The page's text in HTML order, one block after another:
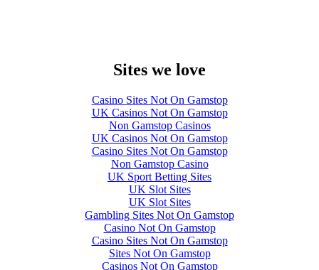
Sites we love
Casino Sites Not On Gamstop
UK Casinos Not On Gamstop
Non Gamstop Casinos
UK Casinos Not On Gamstop
Casino Sites Not On Gamstop
Non Gamstop Casino
UK Sport Betting Sites
UK Slot Sites
UK Slot Sites
Gambling Sites Not On Gamstop
Casino Not On Gamstop
Casino Sites Not On Gamstop
Sites Not On Gamstop
Casinos Not On Gamstop